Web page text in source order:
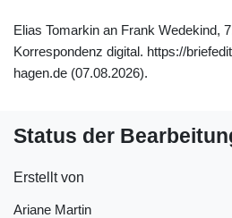
Elias Tomarkin an Frank Wedekind,
Korrespondenz digital. https://
hagen.de (07.08.2026).
Status der
Erstellt von
Ariane Martin